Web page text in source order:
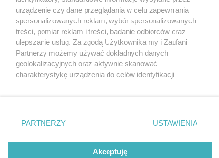
4 / 0
Nie zapomnij
zapoznać się z:
polityką prywatności regulamin korzystania z portali
Twojemiasto
Piekary Śląskie
Chorzów
Tarnowskie Góry
Gliwice
Skontakuj sięz nami
Kontakt
Wydawca
Redakcja
urządzenie czy dane przeglądania w celu zapewniania
spersonalizowanych reklam, wybór spersonalizowanych
treści, pomiar reklam i treści, badanie odbiorców oraz
ulepszanie usług. Za zgodą Użytkownika my i Zaufani
Partnerzy możemy używać dokładnych danych
geolokalizacyjnych oraz aktywnie skanować
charakterystykę urządzenia do celów identyfikacji.
zmienić/wycofać klikając przycisk ustawień prywatności
znajdujący się w lewym dolnym rogu strony
rodzaje przetwarzania danych nie wymagają zgody
użytkownika, ale masz prawo sprzeciwić się takiemu
PARTNERZY USTAWIENIA
Akceptuję